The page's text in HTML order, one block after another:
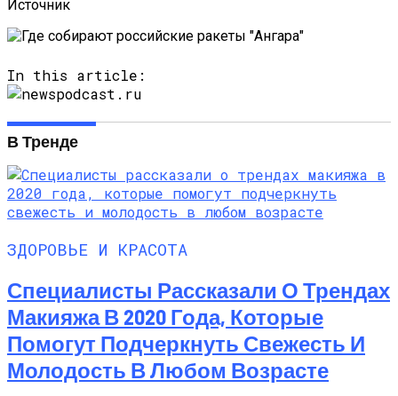
Источник
In this article:
В Тренде
ЗДОРОВЬЕ И КРАСОТА
Специалисты Рассказали О Трендах
Макияжа В 2020 Года, Которые
Помогут Подчеркнуть Свежесть И
Молодость В Любом Возрасте